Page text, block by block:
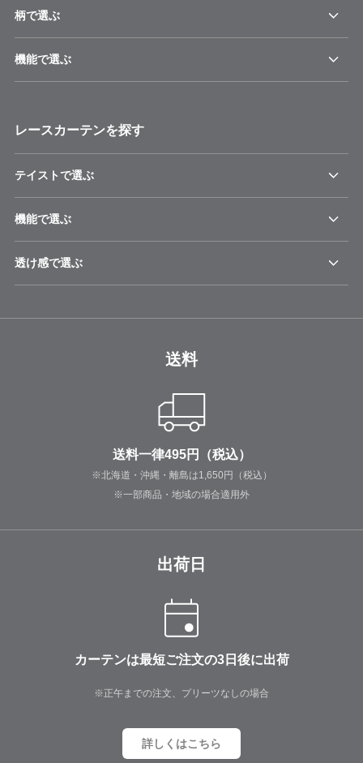
柄で選ぶ
機能で選ぶ
レースカーテンを探す
テイストで選ぶ
機能で選ぶ
透け感で選ぶ
送料
送料一律495円（税込）
※北海道・沖縄・離島は1,650円（税込）
※一部商品・地域の場合適用外
出荷日
カーテンは最短ご注文の3日後に出荷
※正午までの注文、プリーツなしの場合
詳しくはこちら